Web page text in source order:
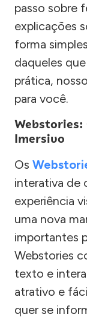
passo sobre
explicações
forma
daqueles
prática,
para você.
Imersivo
Os
interativa de
experiência
uma nova
importantes
Webstories
texto e
atrativo e
quer se